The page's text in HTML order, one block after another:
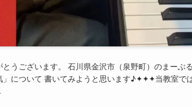
うございます。 石川県金沢市（泉野町）のまーぶ
」について 書いてみようと思います♪✦✦✦当教室で